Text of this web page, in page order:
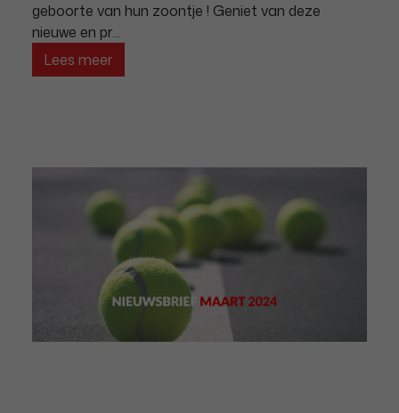
geboorte van hun zoontje ! Geniet van deze
nieuwe en pr...
Lees meer